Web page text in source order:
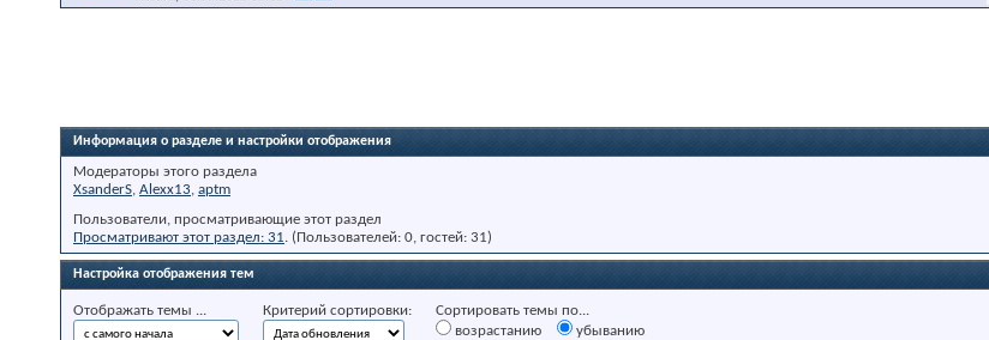
Информация о разделе и настройки отображения
Модераторы этого раздела
XsanderS, Alexx13, aptm
Пользователи, просматривающие этот раздел
Просматривают этот раздел: 31. (Пользователей: 0, гостей: 31)
Настройка отображения тем
Отображать темы ... Критерий сортировки:
Сортировать темы по...
возрастанию
убыванию